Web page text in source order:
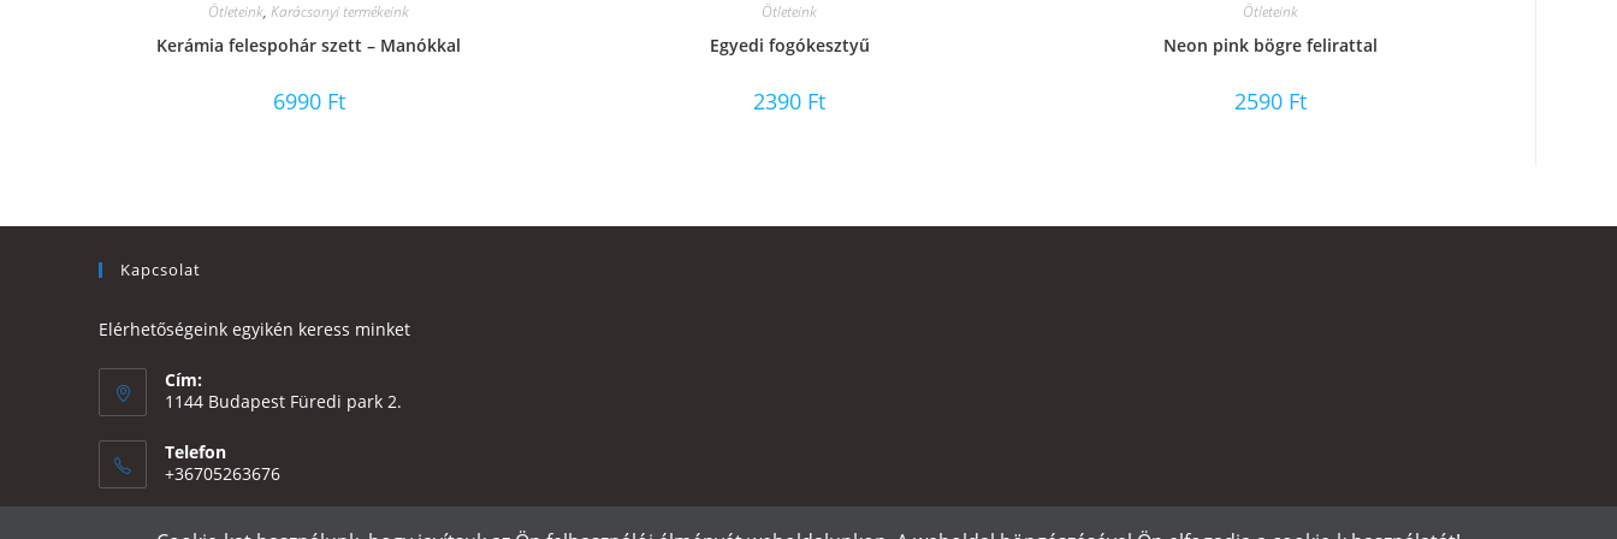
Ötleteink,Karácsonyi termékeink
Kerámia felespohár szett – Manókkal
6990 Ft
Ötleteink
Egyedi fogókesztyű
2390 Ft
Ötleteink
Neon pink bögre felirattal
2590 Ft
Kapcsolat
Elérhetőségeink egyikén keress minket
Cím:
1144 Budapest Füredi park 2.
Telefon
+36705263676